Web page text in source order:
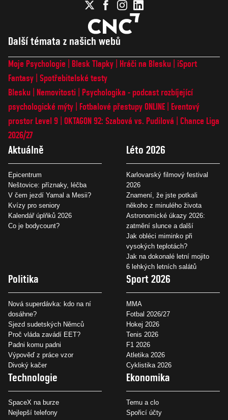
Další témata z našich webů
Moje Psychologie Blesk Tlapky Hráči na Blesku
iSport
Fantasy Spotřebitelské testy
Blesku
Nemovitosti
Psychologika - podcast rozbíjející
psychologické mýty
Fotbalové přestupy ONLINE
Eventový
prostor Level 9 OKTAGON 92: Szabová vs. Pudilová
Chance Liga
2026/27
Aktuálně
Epicentrum
Neštovice: příznaky, léčba
V čem jezdí Yamal a Mesii?
Kvízy pro seniory
Kalendář úplňků 2026
Co je bodycount?
Léto 2026
Karlovarský filmový festival
2026
Znamení, že jste potkali
někoho z minulého života
Astronomické úkazy 2026:
zatmění slunce a další
Jak obléci miminko při
vysokých teplotách?
Jak na dokonalé letní mojito
6 lehkých letních salátů
Politika
Nová superdávka: kdo na ní
dosáhne?
Sjezd sudetských Němců
Proč vláda zavádí EET?
Padni komu padni
Výpověď z práce vzor
Divoký kačer
Sport 2026
MMA
Fotbal 2026/27
Hokej 2026
Tenis 2026
F1 2026
Atletika 2026
Cyklistika 2026
Technologie
SpaceX na burze
Nejlepší telefony
Ekonomika
Temu a clo
Spořicí účty